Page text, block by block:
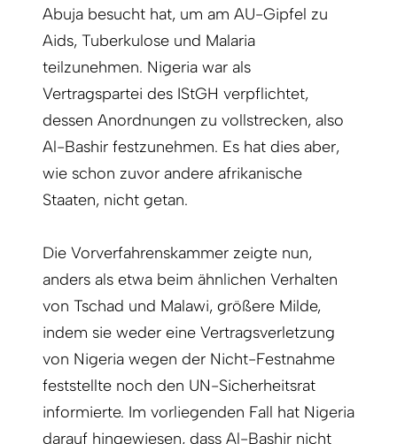
Abuja besucht hat, um am AU-Gipfel zu
Aids, Tuberkulose und Malaria
teilzunehmen. Nigeria war als
Vertragspartei des IStGH verpflichtet,
dessen Anordnungen zu vollstrecken, also
Al-Bashir festzunehmen. Es hat dies aber,
wie schon zuvor andere afrikanische
Staaten, nicht getan.
Die Vorverfahrenskammer zeigte nun,
anders als etwa beim ähnlichen Verhalten
von Tschad und Malawi, größere Milde,
indem sie weder eine Vertragsverletzung
von Nigeria wegen der Nicht-Festnahme
feststellte noch den UN-Sicherheitsrat
informierte. Im vorliegenden Fall hat Nigeria
darauf hingewiesen, dass Al-Bashir nicht